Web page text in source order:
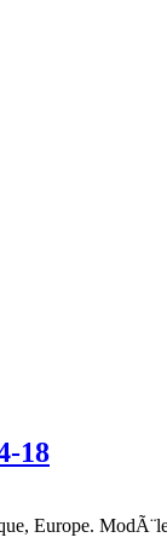
18
Europe.